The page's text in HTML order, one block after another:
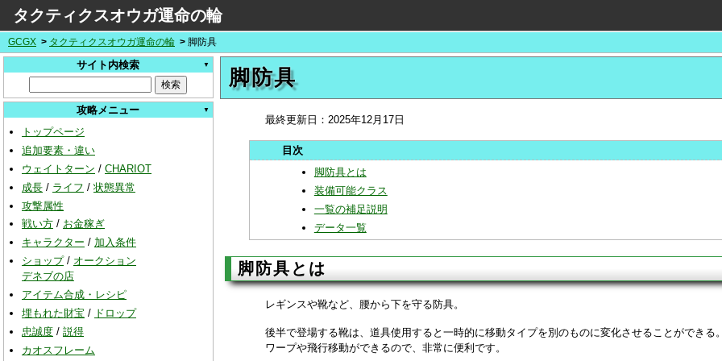
タクティクスオウガ運命の輪
GCGX タクティクスオウガ運命の輪 脚防具
サイト内検索
攻略メニュー
トップページ
追加要素・違い
ウェイトターン / CHARIOT
成長 / ライフ / 状態異常
攻撃属性
戦い方 / お金稼ぎ
キャラクター / 加入条件
ショップ/ オークション
デネブの店
アイテム合成・レシピ
埋もれた財宝 / ドロップ
忠誠度 / 説得
カオスフレーム
脚防具
最終更新日： 2025年12月17日
脚防具とは
装備可能クラス
一覧の補足説明
データ一覧
脚防具とは
レギンスや靴など、腰から下を守る防具。
後半で登場する靴は、道具使用すると一時的に移動タイプを別のものに変化させることができる
ワープや飛行移動ができるので、非常に便利です。